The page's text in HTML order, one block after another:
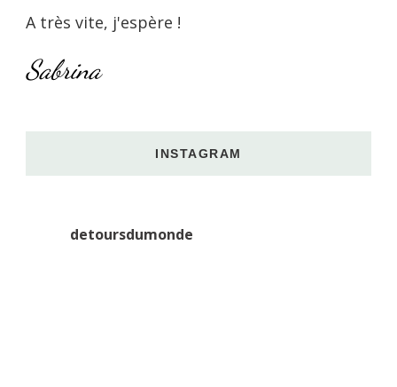
A très vite, j'espère !
Sabrina
INSTAGRAM
detoursdumonde